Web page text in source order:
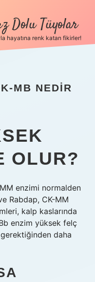
Dolu Tüyolar
hayatına renk katan fikirler!
MB NEDIR
OLUR?
enzimi normalden
Rabdap, CK-MM
kalp kaslarında
enzim yüksek felç
daha